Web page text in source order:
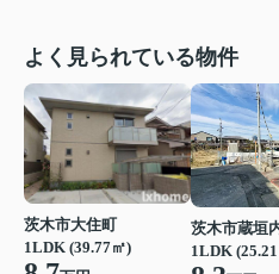
よく見られている物件
茨木市大住町
1LDK (39.77㎡)
茨木市蔵垣
1LDK